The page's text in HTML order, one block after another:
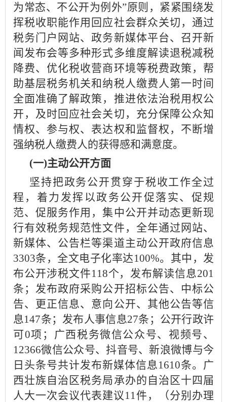
为常态、不公开为例外”原则，紧紧围绕发
挥税收职能作用回应社会群众关切，通过
税务门户网站、政务新媒体平台、召开新
闻发布会等多种形式多维度解读退税减税
降费、优化税收营商环境等税费政策，帮
助基层税务机关和纳税人缴费人第一时间
全面准确了解政策，推进依法治税用权公
开，及时回应社会关切，充分保障公众知
情权、参与权、表达权和监督权，不断增
强纳税人缴费人的获得感和满意度。
(一)主动公开方面
坚持把政务公开贯穿于税收工作全过
程，着力发挥以政务公开促落实、促规
范、促服务作用，集中公开并动态更新现
行有效税务规范性文件，全年通过网站、
新媒体、公告栏等渠道主动公开政府信息
3303条，全文电子化率达100%。其中，发
布公开涉税文件118个，发布解读信息201
条；发布政府采购公开招标公告、中标公
告、更正信息、意向公开、其他公告等信
息147条；发布人事信息27条；公开行政许
可0项；广西税务微信公众号、视频号、
12366微信公众号、抖音号、新浪微博与今
日头条号共计发布新媒体信息1610条。广
西壮族自治区税务局承办的自治区十四届
人大一次会议代表建议11件，（分别办理